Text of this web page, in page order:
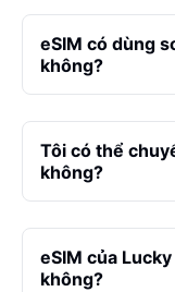
eSIM có dùng
không?
Tôi có thể
không?
eSIM của
không?